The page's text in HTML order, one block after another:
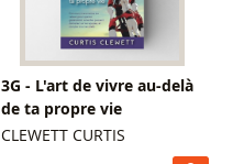
3G - L'art de vivre au-delà
de ta propre vie
CLEWETT CURTIS